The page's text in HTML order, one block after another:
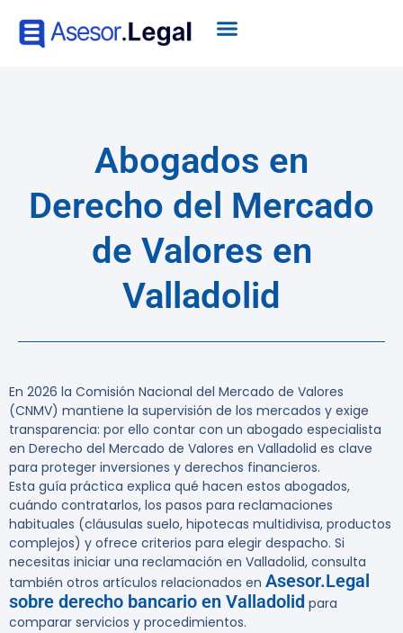
Abogados en
Derecho del Mercado
de Valores en
Valladolid
En 2026 la Comisión Nacional del Mercado de Valores
(CNMV) mantiene la supervisión de los mercados y exige
transparencia: por ello contar con un abogado especialista
en Derecho del Mercado de Valores en Valladolid es clave
para proteger inversiones y derechos financieros.
Esta guía práctica explica qué hacen estos abogados,
cuándo contratarlos, los pasos para reclamaciones
habituales (cláusulas suelo, hipotecas multidivisa, productos
complejos) y ofrece criterios para elegir despacho. Si
necesitas iniciar una reclamación en Valladolid, consulta
también otros artículos relacionados en Asesor.Legal
sobre derecho bancario en Valladolid para
comparar servicios y procedimientos.